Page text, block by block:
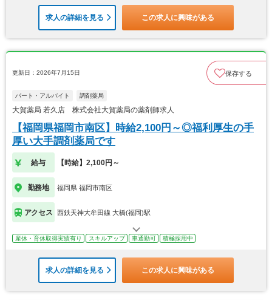
求人の詳細を見る この求人に興味がある
更新日：2026年7月15日 保存する
パート・アルバイト 調剤薬局
大賀薬局 若久店 株式会社大賀薬局の薬剤師求人
【福岡県福岡市南区】時給2,100円～◎福利厚生の手
厚い大手調剤薬局です
給与 【時給】2,100円～
勤務地 福岡県 福岡市南区
アクセス 西鉄天神大牟田線 大橋(福岡)駅
産休・育休取得実績有り スキルアップ 車通勤可 積極採用中
求人の詳細を見る この求人に興味がある